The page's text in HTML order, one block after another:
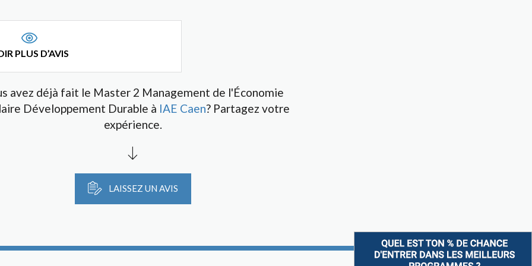
PLUS D’AVIS
avez déjà fait le Master 2 Management de l'Économie
Développement Durable à IAE Caen? Partagez votre
expérience.
LAISSEZ UN AVIS